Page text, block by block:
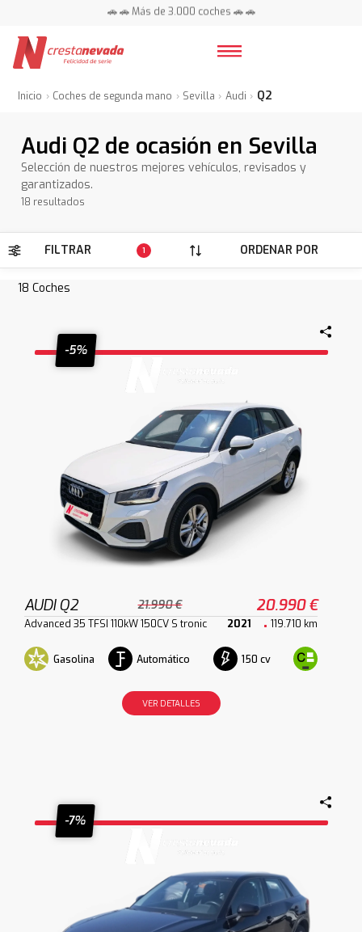
📍 Centros en toda España ⭐
📍 Centros en toda España ⭐
Inicio Coches de segunda mano Sevilla Audi Q2
Audi Q2 de ocasión en Sevilla
Selección de nuestros mejores vehículos, revisados y
garantizados.
18 resultados
FILTRAR 1 ORDENAR POR
18 Coches
-5%
AUDI Q2 21.990 € 20.990 €
Advanced 35 TFSI 110kW 150CV S tronic 2021 119.710 km
Gasolina Automático 150 cv
VER DETALLES
-7%